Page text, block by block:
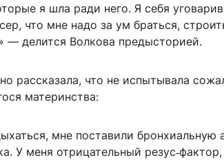
я шла ради него. Я себя
что мне надо за ум браться,
— делится Волкова предысторией.
рассказала, что не испытывала
материнства:
мне поставили бронхиальную
У меня отрицательный